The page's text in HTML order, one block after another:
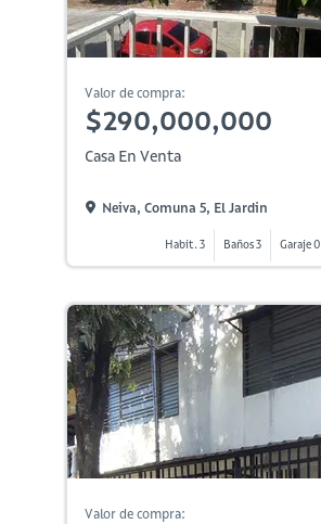
Valor de compra:
$290,000,000
Casa En Venta
Neiva, Comuna 5, El Jardin
Habit. 3 Baños 3 Garaje 0
Valor de compra: